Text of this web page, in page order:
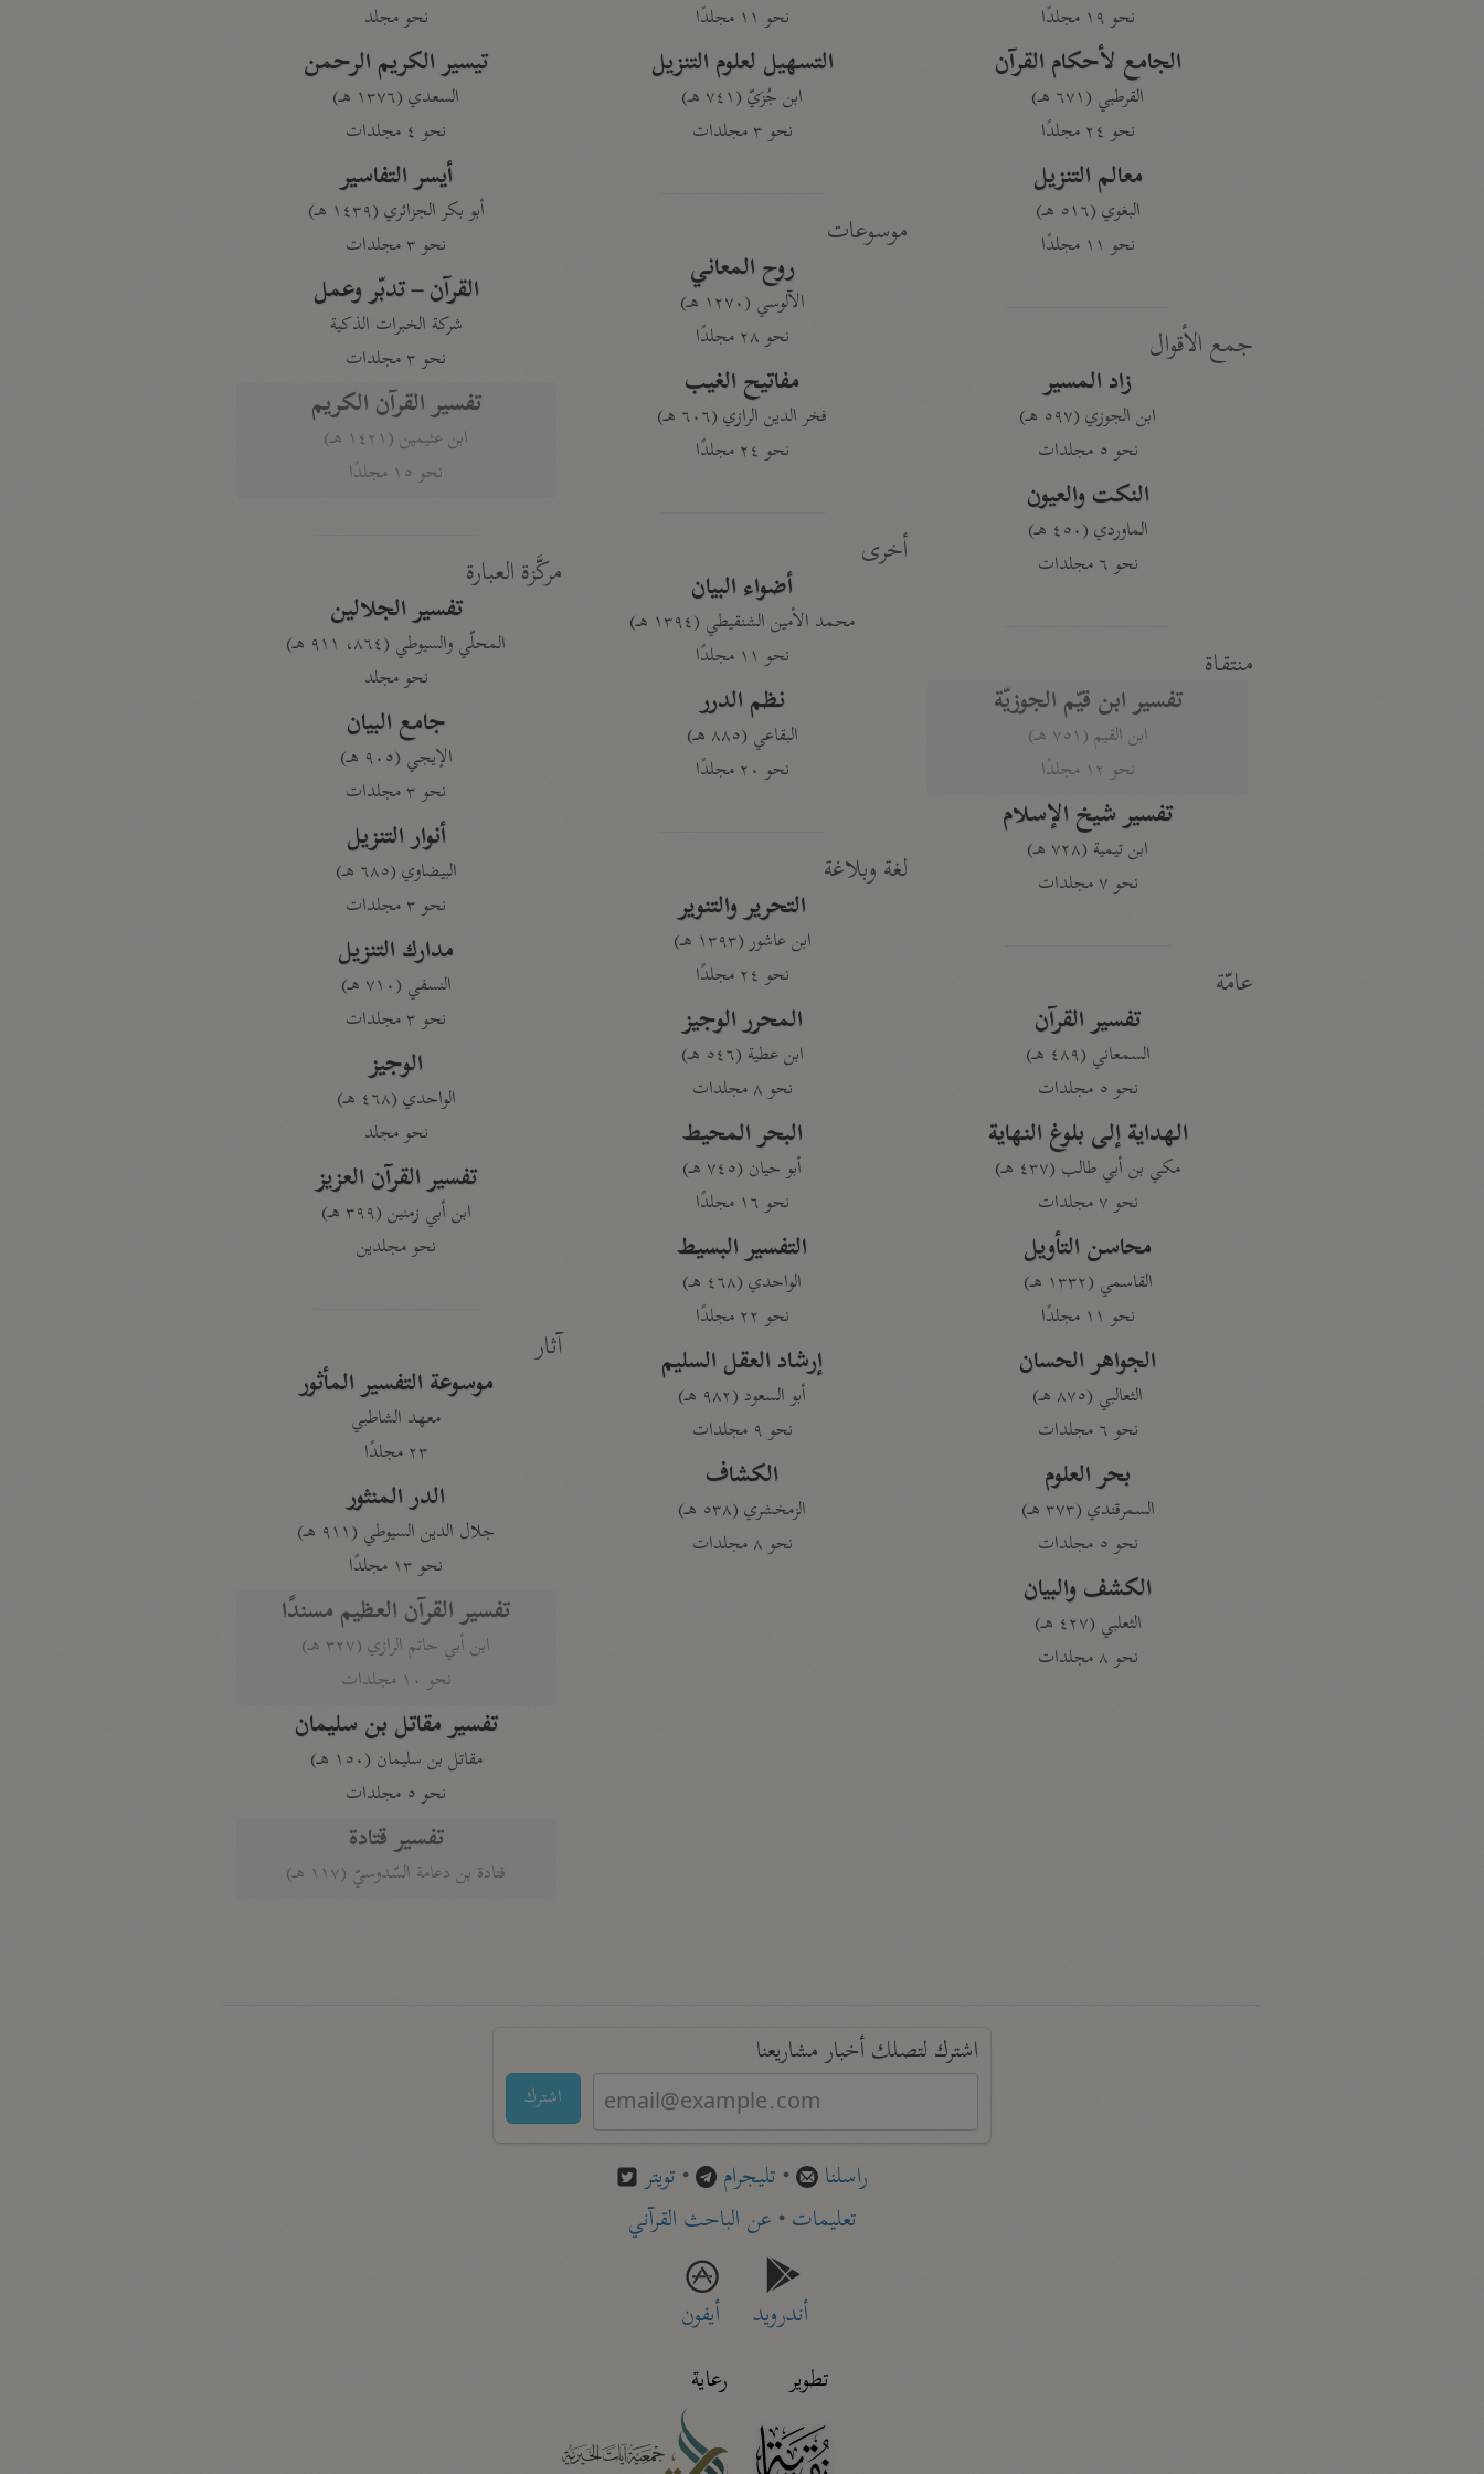
نحو ١٩ مجلدًا
الجامع لأحكام القرآن
القرطبي (٦٧١ هـ)
نحو ٢٤ مجلدًا
معالم التنزيل
البغوي (٥١٦ هـ)
نحو ١١ مجلدًا
جمع الأقوال
زاد المسير
ابن الجوزي (٥٩٧ هـ)
نحو ٥ مجلدات
النكت والعيون
الماوردي (٤٥٠ هـ)
نحو ٦ مجلدات
منتقاة
تفسير ابن قيّم الجوزيّة
ابن القيم (٧٥١ هـ)
نحو ١٢ مجلدًا
تفسير شيخ الإسلام
ابن تيمية (٧٢٨ هـ)
نحو ٧ مجلدات
عامّة
تفسير القرآن
السمعاني (٤٨٩ هـ)
نحو ٥ مجلدات
الهداية إلى بلوغ النهاية
مكي بن أبي طالب (٤٣٧ هـ)
نحو ٧ مجلدات
محاسن التأويل
القاسمي (١٣٣٢ هـ)
نحو ١١ مجلدًا
الجواهر الحسان
الثعالبي (٨٧٥ هـ)
نحو ٦ مجلدات
بحر العلوم
السمرقندي (٣٧٣ هـ)
نحو ٥ مجلدات
الكشف والبيان
الثعلبي (٤٢٧ هـ)
نحو ٨ مجلدات
نحو ١١ مجلدًا
التسهيل لعلوم التنزيل
ابن جُزَيّ (٧٤١ هـ)
نحو ٣ مجلدات
موسوعات
روح المعاني
الآلوسي (١٢٧٠ هـ)
نحو ٢٨ مجلدًا
مفاتيح الغيب
فخر الدين الرازي (٦٠٦ هـ)
نحو ٢٤ مجلدًا
أخرى
أضواء البيان
محمد الأمين الشنقيطي (١٣٩٤ هـ)
نحو ١١ مجلدًا
نظم الدرر
البقاعي (٨٨٥ هـ)
نحو ٢٠ مجلدًا
لغة وبلاغة
التحرير والتنوير
ابن عاشور (١٣٩٣ هـ)
نحو ٢٤ مجلدًا
المحرر الوجيز
ابن عطية (٥٤٦ هـ)
نحو ٨ مجلدات
البحر المحيط
أبو حيان (٧٤٥ هـ)
نحو ١٦ مجلدًا
التفسير البسيط
الواحدي (٤٦٨ هـ)
نحو ٢٢ مجلدًا
إرشاد العقل السليم
أبو السعود (٩٨٢ هـ)
نحو ٩ مجلدات
الكشاف
الزمخشري (٥٣٨ هـ)
نحو ٨ مجلدات
نحو مجلد
تيسير الكريم الرحمن
السعدي (١٣٧٦ هـ)
نحو ٤ مجلدات
أيسر التفاسير
أبو بكر الجزائري (١٤٣٩ هـ)
نحو ٣ مجلدات
القرآن – تدبّر وعمل
شركة الخبرات الذكية
نحو ٣ مجلدات
تفسير القرآن الكريم
ابن عثيمين (١٤٢١ هـ)
نحو ١٥ مجلدًا
مركَّزة العبارة
تفسير الجلالين
المحلّي والسيوطي (٨٦٤، ٩١١ هـ)
نحو مجلد
جامع البيان
الإيجي (٩٠٥ هـ)
نحو ٣ مجلدات
أنوار التنزيل
البيضاوي (٦٨٥ هـ)
نحو ٣ مجلدات
مدارك التنزيل
النسفي (٧١٠ هـ)
نحو ٣ مجلدات
الوجيز
الواحدي (٤٦٨ هـ)
نحو مجلد
تفسير القرآن العزيز
ابن أبي زمنين (٣٩٩ هـ)
نحو مجلدين
آثار
موسوعة التفسير المأثور
معهد الشاطبي
٢٣ مجلدًا
الدر المنثور
جلال الدين السيوطي (٩١١ هـ)
نحو ١٣ مجلدًا
تفسير القرآن العظيم مسندًا
ابن أبي حاتم الرازي (٣٢٧ هـ)
نحو ١٠ مجلدات
تفسير مقاتل بن سليمان
مقاتل بن سليمان (١٥٠ هـ)
نحو ٥ مجلدات
تفسير قتادة
قتادة بن دعامة السّدوسيّ (١١٧ هـ)
اشترك لتصلك أخبار مشاريعنا
اشترك
راسلنا • تليجرام • تويتر
تعليمات• عن الباحث القرآني
أندرويد
أيفون
تطوير
رعاية